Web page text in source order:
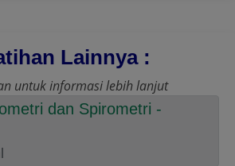
Lainnya :
untuk informasi lebih lanjut
dan Spirometri -